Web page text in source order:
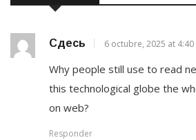
Сдесь 6 octubre, 2025 at 4:40
Why people still use to read
this technological globe the
on web?
Responder